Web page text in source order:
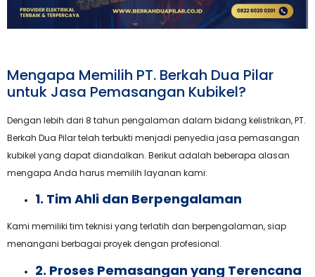
Mengapa Memilih PT. Berkah Dua Pilar
untuk Jasa Pemasangan Kubikel?
Dengan lebih dari 8 tahun pengalaman dalam bidang kelistrikan, PT.
Berkah Dua Pilar telah terbukti menjadi penyedia jasa pemasangan
kubikel yang dapat diandalkan. Berikut adalah beberapa alasan
mengapa Anda harus memilih layanan kami:
1. Tim Ahli dan Berpengalaman
Kami memiliki tim teknisi yang terlatih dan berpengalaman, siap
menangani berbagai proyek dengan profesional.
2. Proses Pemasangan yang Terencana